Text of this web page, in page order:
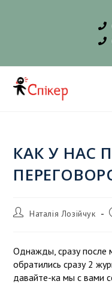
КАК У НАС
Наталія Лозійчук
Однажды, сразу после
обратились сразу 2
давайте-ка мы с вами